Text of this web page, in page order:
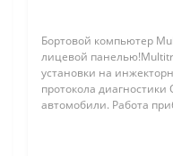
Бортовой компьютер
лицевой
установки на
протокола
автомобили. Работа